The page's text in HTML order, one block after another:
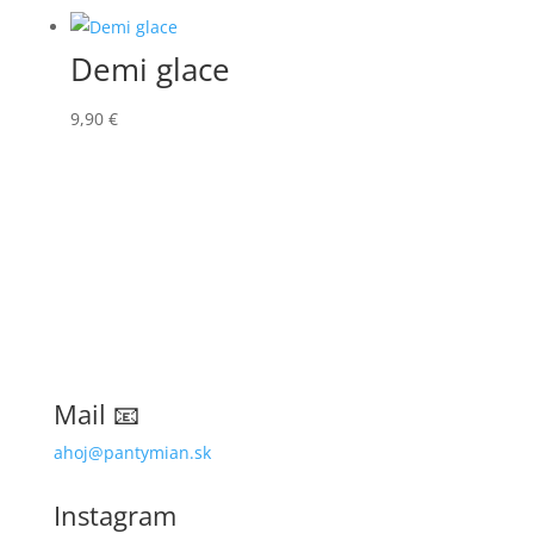
Demi glace
9,90 €
Mail 📧
ahoj@pantymian.sk
Instagram